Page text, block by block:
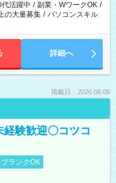
活躍中 / 副業・WワークOK /
の大量募集 / パソコンスキル
詳細へ
掲載日：2026.08.05
験歓迎〇コツコ
ブランクOK